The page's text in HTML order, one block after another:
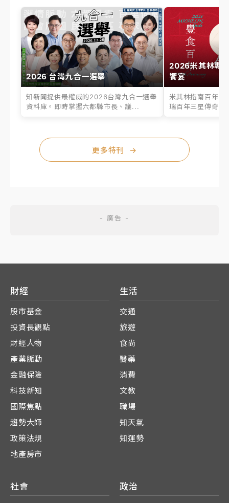
2026 台灣九合一選舉
知新聞提供最權威的2026台灣九合一選舉
資料庫。即時掌握六都縣市長、議...
2026米其林專
饗宴
米其林指南百年之
瑞百年三星傳奇、
更多特刊 →
財經
股市基金
投資長觀點
財經人物
產業脈動
金融保險
科技新知
國際焦點
趨勢大師
政策法規
地產房市
生活
交通
旅遊
食尚
醫藥
消費
文教
職場
知天氣
知運勢
社會 政治